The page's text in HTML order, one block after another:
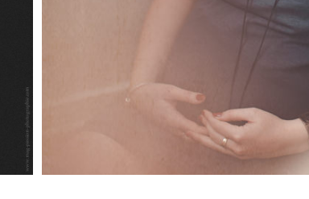
PHOTOGRAPHE GROSSESSE ET NOUVEAU